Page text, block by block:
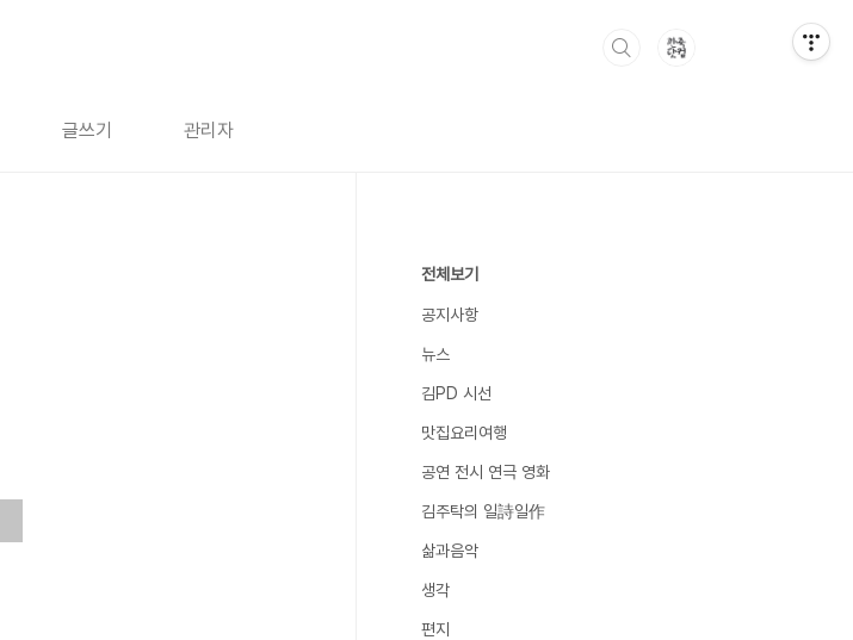
글쓰기 관리자
전체보기
공지사항
뉴스
김PD 시선
맛집요리여행
공연 전시 연극 영화
김주탁의 일詩일作
삶과음악
생각
편지